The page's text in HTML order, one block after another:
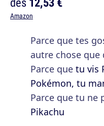
Amazon
Parce que tes
autre chose que
Parce que tu vis
Pokémon, tu
Parce que tu ne
Pikachu